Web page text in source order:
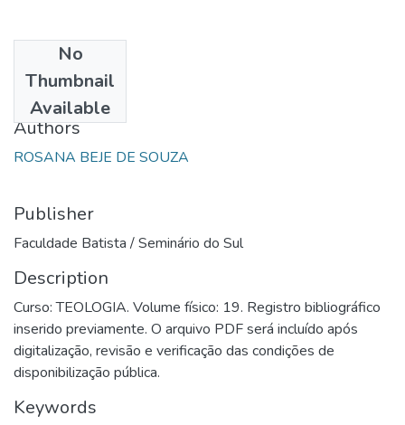
No
Thumbnail
Available
1994
Authors
ROSANA BEJE DE SOUZA
Publisher
Faculdade Batista / Seminário do Sul
Description
Curso: TEOLOGIA. Volume físico: 19. Registro bibliográfico
inserido previamente. O arquivo PDF será incluído após
digitalização, revisão e verificação das condições de
disponibilização pública.
Keywords